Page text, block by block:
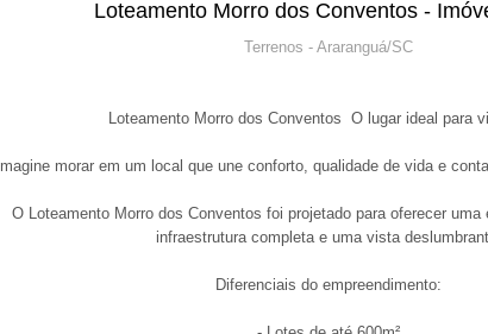
Loteamento Morro dos Conventos -
Terrenos - Araranguá/SC
Loteamento Morro dos Conventos  O lugar ideal para
Imagine morar em um local que une conforto, qualidade de vida e
O Loteamento Morro dos Conventos foi projetado para oferecer
infraestrutura completa e uma vista
Diferenciais do empreendimento: